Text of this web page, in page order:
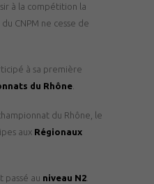
à la compétition la
CNPM ne cesse de
à sa première
du Rhône
du Rhône, le
aux Régionaux
passé au niveau N2